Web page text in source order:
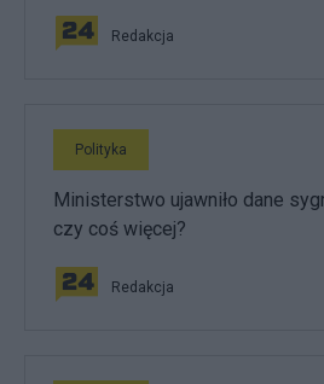
Redakcja
Polityka
Ministerstwo ujawniło dane
czy coś więcej?
Redakcja